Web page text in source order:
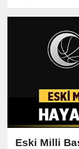
Eski Milli